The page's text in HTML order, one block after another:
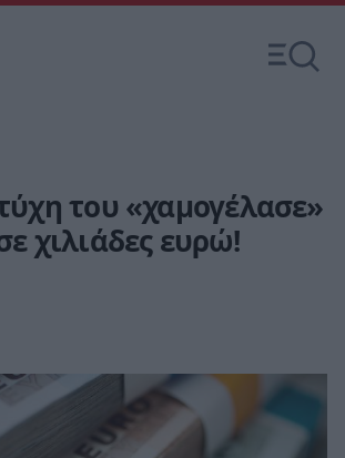
του «χαμογέλασε»
χιλιάδες ευρώ!